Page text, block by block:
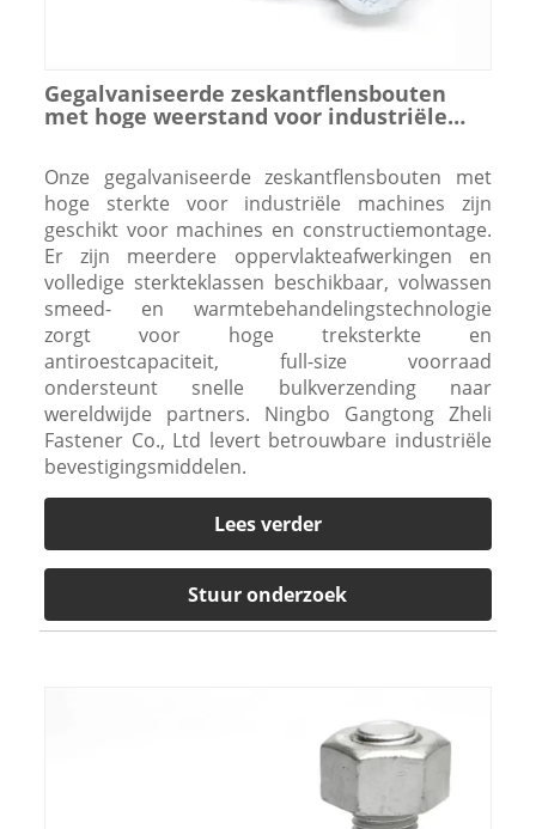
Gegalvaniseerde zeskantflensbouten
met hoge weerstand voor industriële
Onze gegalvaniseerde zeskantflensbouten met
hoge sterkte voor industriële machines zijn
geschikt voor machines en constructiemontage.
Er zijn meerdere oppervlakteafwerkingen en
volledige sterkteklassen beschikbaar, volwassen
smeed- en warmtebehandelingstechnologie
zorgt voor hoge treksterkte en
antiroestcapaciteit, full-size voorraad
ondersteunt snelle bulkverzending naar
wereldwijde partners. Ningbo Gangtong Zheli
Fastener Co., Ltd levert betrouwbare industriële
bevestigingsmiddelen.
Lees verder
Stuur onderzoek